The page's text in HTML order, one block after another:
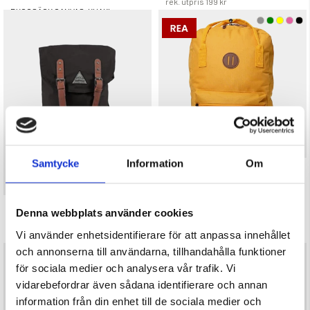
Samtycke Information Om
Denna webbplats använder cookies
Vi använder enhetsidentifierare för att anpassa innehållet
och annonserna till användarna, tillhandahålla funktioner
för sociala medier och analysera vår trafik. Vi
vidarebefordrar även sådana identifierare och annan
information från din enhet till de sociala medier och
RYGGSÄCK CANVAS, KHAKI
RYGGSÄCK MOUNT ZERO 20L
rek. utpris 199 kr